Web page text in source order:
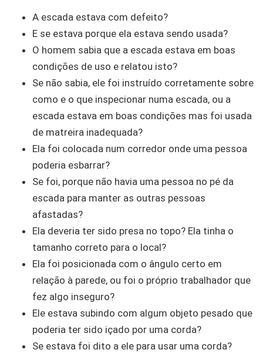
A escada estava com defeito?
E se estava porque ela estava sendo usada?
O homem sabia que a escada estava em boas
condições de uso e relatou isto?
Se não sabia, ele foi instruído corretamente sobre
como e o que inspecionar numa escada, ou a
escada estava em boas condições mas foi usada
de matreira inadequada?
Ela foi colocada num corredor onde uma pessoa
poderia esbarrar?
Se foi, porque não havia uma pessoa no pé da
escada para manter as outras pessoas
afastadas?
Ela deveria ter sido presa no topo? Ela tinha o
tamanho correto para o local?
Ela foi posicionada com o ângulo certo em
relação à parede, ou foi o próprio trabalhador que
fez algo inseguro?
Ele estava subindo com algum objeto pesado que
poderia ter sido içado por uma corda?
Se estava foi dito a ele para usar uma corda?